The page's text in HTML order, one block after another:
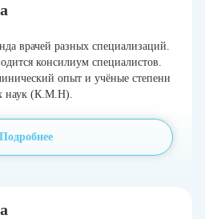
врачей разных специализаций.
консилиум специалистов.
опыт и учёные степени
наук (К.М.Н).
Подробнее